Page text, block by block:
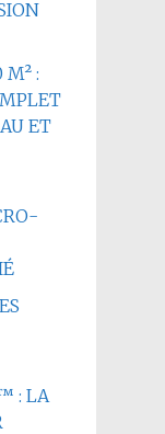
M² :
ET
: LA